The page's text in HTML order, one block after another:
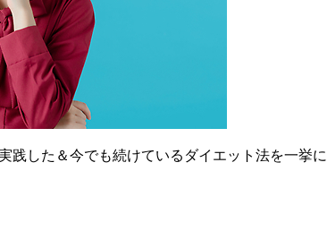
した＆今でも続けているダイエット法を一挙